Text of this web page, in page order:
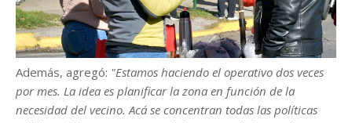
Además, agregó: "Estamos haciendo el operativo dos veces
por mes. La idea es planificar la zona en función de la
necesidad del vecino. Acá se concentran todas las políticas